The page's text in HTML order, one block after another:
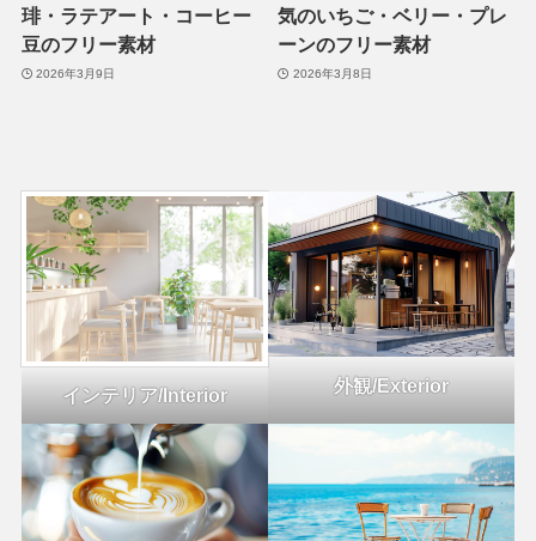
琲・ラテアート・コーヒー
豆のフリー素材
2026年3月9日
気のいちご・ベリー・プレ
ーンのフリー素材
2026年3月8日
インテリア/Interior 外観/Exterior